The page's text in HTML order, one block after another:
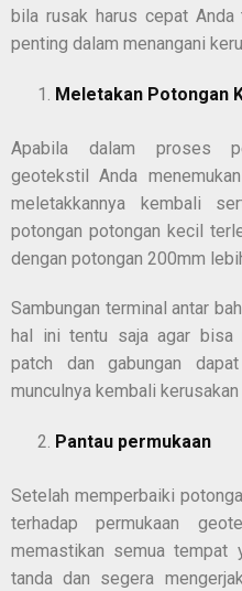
bila rusak harus cepat Anda
penting dalam menangani
Meletakan Potongan
Apabila dalam proses
geotekstil Anda
meletakkannya kembali
potongan potongan kecil
dengan potongan 200mm
Sambungan terminal antar
hal ini tentu saja agar bisa
patch dan gabungan
munculnya kembali kerusakan
Pantau permukaan
Setelah memperbaiki
terhadap permukaan
memastikan semua tempat
tanda dan segera